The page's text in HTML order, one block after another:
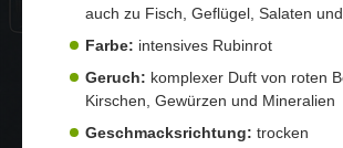
auch zu Fisch, Geflügel, Salaten
Farbe: intensives Rubinrot
Geruch: komplexer Duft von roten
Kirschen, Gewürzen und Mineralien
Geschmacksrichtung: trocken